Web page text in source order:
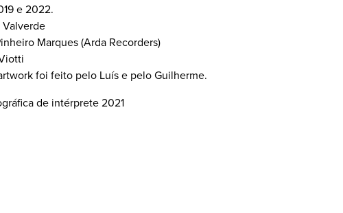
e 2022.
Marques (Arda Recorders)
foi feito pelo Luís e pelo Guilherme.
de intérprete 2021